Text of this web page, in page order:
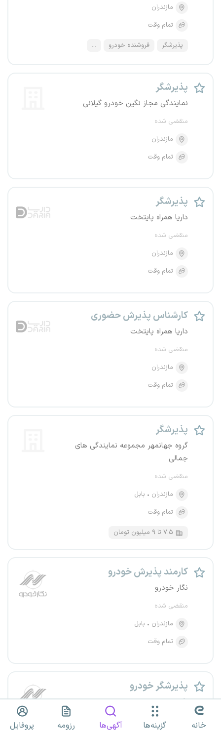
مازندران
تمام وقت
پذیرشگر فروشنده خودرو ...
پذیرشگر
نمایندگی مجاز نگین خودرو گیلانی
منقضی شده
مازندران
تمام وقت
پذیرشگر
داریا همراه پایتخت
منقضی شده
مازندران
تمام وقت
کارشناس پذیرش حضوری
داریا همراه پایتخت
منقضی شده
مازندران
تمام وقت
پذیرشگر
گروه جهانمهر مجموعه نمایندگی های
جمالی
منقضی شده
مازندران
بابل
تمام وقت
۷.۵ تا ۹ میلیون تومان
کارمند پذیرش خودرو
نگار خودرو
منقضی شده
مازندران
بابل
تمام وقت
پذیرشگر خودرو
نگار خودرو
منقضی شده
خانه گزینه‌ها آگهی‌ها رزومه پروفایل